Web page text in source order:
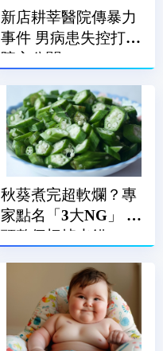
新店耕莘醫院傳暴力
事件 男病患失控打傷
院方公關
秋葵煮完超軟爛？專
家點名「3大NG」 蒂
頭整個切掉也錯